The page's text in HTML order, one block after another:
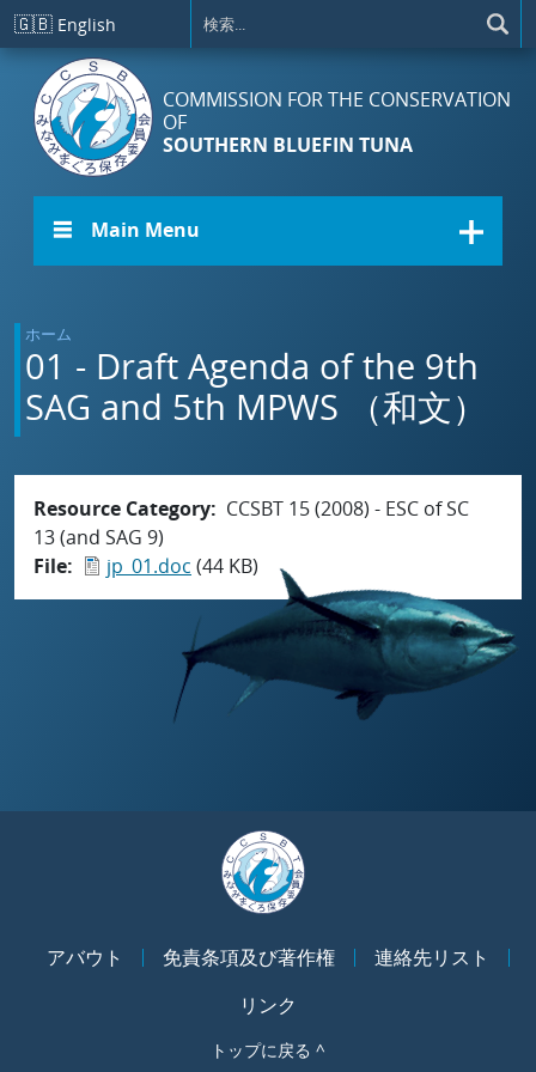
メインコンテンツに移動
🇬🇧 English
COMMISSION FOR THE CONSERVATION
OF
SOUTHERN BLUEFIN TUNA
☰ Main Menu
ホーム
01 - Draft Agenda of the 9th
SAG and 5th MPWS （和文）
Resource Category
CCSBT 15 (2008) - ESC of SC
13 (and SAG 9)
File
jp_01.doc (44 KB)
アバウト 免責条項及び著作権
連絡先リスト
リンク
トップに戻る ^